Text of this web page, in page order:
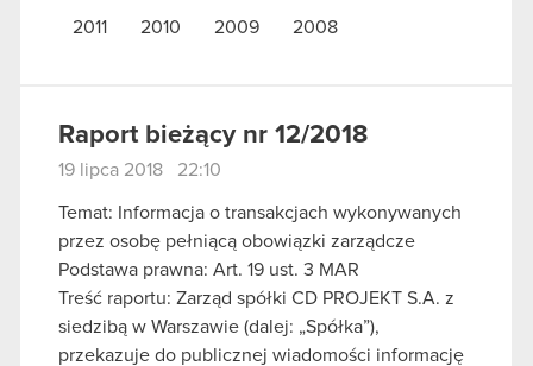
2011
2010 2009 2008
Raport bieżący nr 12/2018
19 lipca 2018 22:10
Temat: Informacja o transakcjach wykonywanych
przez osobę pełniącą obowiązki zarządcze
Podstawa prawna: Art. 19 ust. 3 MAR
Treść raportu: Zarząd spółki CD PROJEKT S.A. z
siedzibą w Warszawie (dalej: „Spółka”),
przekazuje do publicznej wiadomości informację